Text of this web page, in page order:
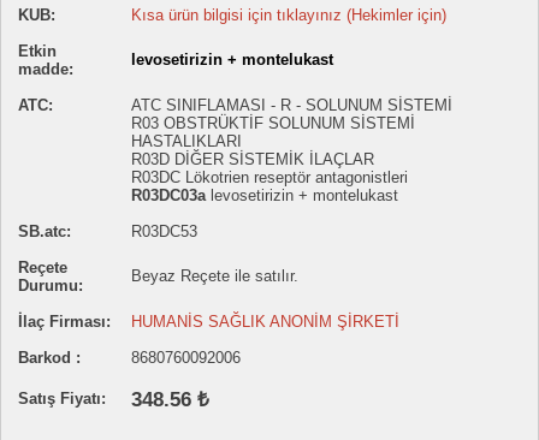
KUB:
Kısa ürün bilgisi için tıklayınız (Hekimler için)
Etkin
madde:
levosetirizin + montelukast
ATC:
ATC SINIFLAMASI - R - SOLUNUM SİSTEMİ
R03 OBSTRÜKTİF SOLUNUM SİSTEMİ
HASTALIKLARI
R03D DİĞER SİSTEMİK İLAÇLAR
R03DC Lökotrien reseptör antagonistleri
R03DC03a levosetirizin + montelukast
SB.atc:
R03DC53
Reçete
Durumu:
Beyaz Reçete ile satılır.
İlaç Firması:
HUMANİS SAĞLIK ANONİM ŞİRKETİ
Barkod :
8680760092006
Satış Fiyatı: 348.56 ₺